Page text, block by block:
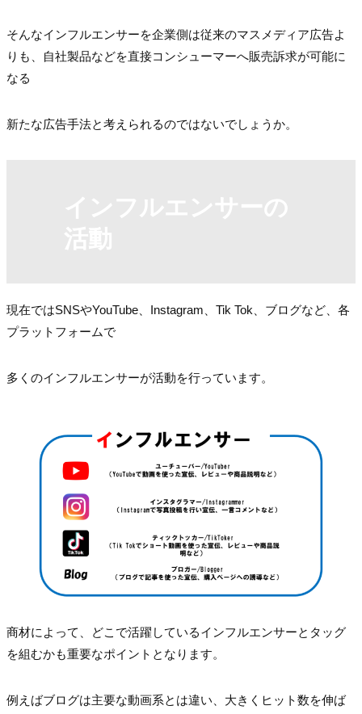
そんなインフルエンサーを企業側は従来のマスメディア広告よ
りも、自社製品などを直接コンシューマーへ販売訴求が可能に
なる
新たな広告手法と考えられるのではないでしょうか。
現在ではSNSやYouTube、Instagram、Tik Tok、ブログなど、各
プラットフォームで
多くのインフルエンサーが活動を行っています。
商材によって、どこで活躍しているインフルエンサーとタッグ
を組むかも重要なポイントとなります。
例えばブログは主要な動画系とは違い、大きくヒット数を伸ば